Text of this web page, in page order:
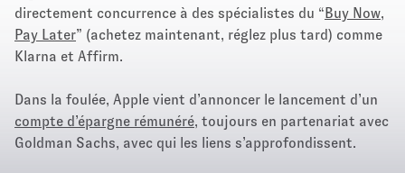
directement concurrence à des spécialistes du “ Buy Now,
Pay Later” (achetez maintenant, réglez plus tard) comme
Klarna et Affirm.
Dans la foulée, Apple vient d’annoncer le lancement d’un
compte d’épargne rémunéré, toujours en partenariat avec
Goldman Sachs, avec qui les liens s’approfondissent.